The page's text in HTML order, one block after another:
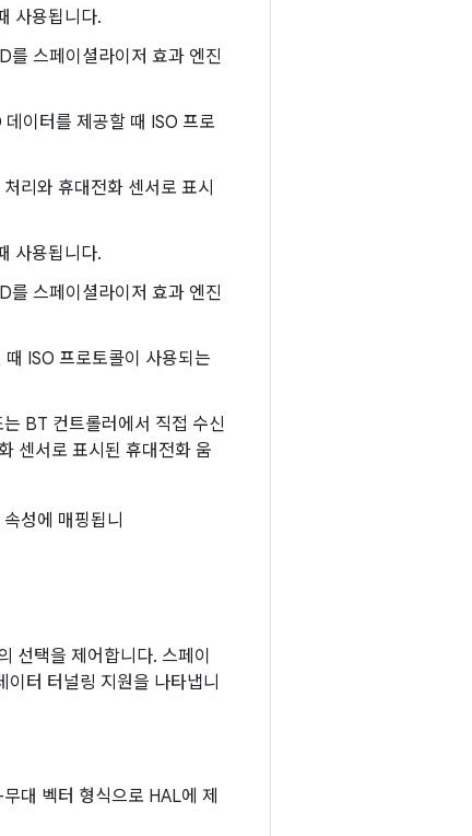
사용됩니다.
를 스페이셜라이저 효과 엔진
이터를 제공할 때 ISO 프로
리와 휴대전화 센서로 표시
사용됩니다.
를 스페이셜라이저 효과 엔진
ISO 프로토콜이 사용되는
BT 컨트롤러에서 직접 수신
센서로 표시된 휴대전화 움
성에 매핑됩니
선택을 제어합니다. 스페이
이터 터널링 지원을 나타냅니
대 벡터 형식으로 HAL에 제